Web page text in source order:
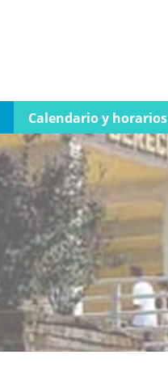
Calendario y horarios